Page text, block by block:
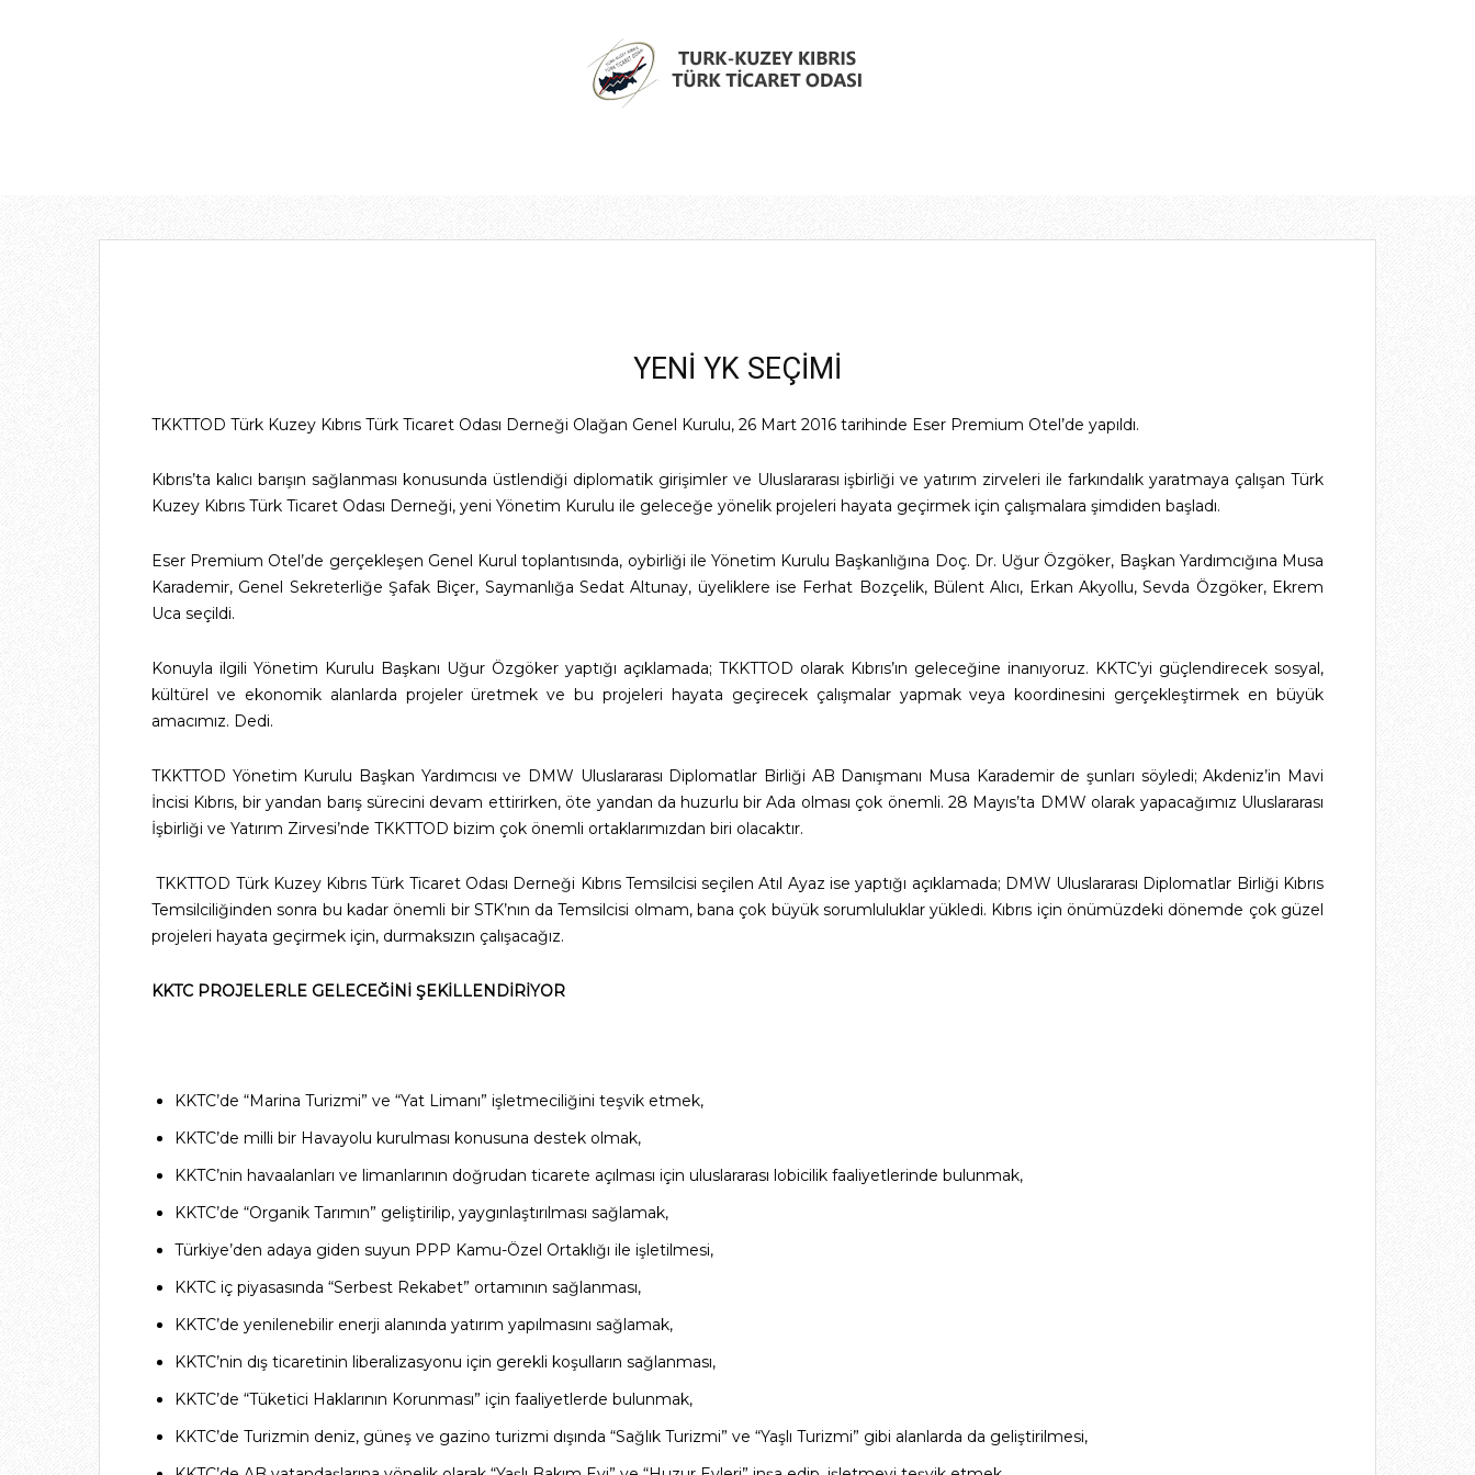
Türk
YENİ YK SEÇİMİ
TKKTTOD Türk Kuzey Kıbrıs Türk Ticaret Odası Derneği Olağan Genel Kurulu, 26 Mart 2016 tarihinde Eser Premium Otel’de yapıldı.
Kıbrıs’ta kalıcı barışın sağlanması konusunda üstlendiği diplomatik girişimler ve Uluslararası işbirliği ve yatırım zirveleri ile farkındalık yaratmaya çalışan Türk
Kuzey Kıbrıs Türk Ticaret Odası Derneği, yeni Yönetim Kurulu ile geleceğe yönelik projeleri hayata geçirmek için çalışmalara şimdiden başladı.
Eser Premium Otel’de gerçekleşen Genel Kurul toplantısında, oybirliği ile Yönetim Kurulu Başkanlığına Doç. Dr. Uğur Özgöker, Başkan Yardımcığına Musa
Karademir, Genel Sekreterliğe Şafak Biçer, Saymanlığa Sedat Altunay, üyeliklere ise Ferhat Bozçelik, Bülent Alıcı, Erkan Akyollu, Sevda Özgöker, Ekrem
Uca seçildi.
Konuyla ilgili Yönetim Kurulu Başkanı Uğur Özgöker yaptığı açıklamada; TKKTTOD olarak Kıbrıs’ın geleceğine inanıyoruz. KKTC’yi güçlendirecek sosyal,
kültürel ve ekonomik alanlarda projeler üretmek ve bu projeleri hayata geçirecek çalışmalar yapmak veya koordinesini gerçekleştirmek en büyük
amacımız. Dedi.
TKKTTOD Yönetim Kurulu Başkan Yardımcısı ve DMW Uluslararası Diplomatlar Birliği AB Danışmanı Musa Karademir de şunları söyledi; Akdeniz’in Mavi
İncisi Kıbrıs, bir yandan barış sürecini devam ettirirken, öte yandan da huzurlu bir Ada olması çok önemli. 28 Mayıs’ta DMW olarak yapacağımız Uluslararası
İşbirliği ve Yatırım Zirvesi’nde TKKTTOD bizim çok önemli ortaklarımızdan biri olacaktır.
TKKTTOD Türk Kuzey Kıbrıs Türk Ticaret Odası Derneği Kıbrıs Temsilcisi seçilen Atıl Ayaz ise yaptığı açıklamada; DMW Uluslararası Diplomatlar Birliği Kıbrıs
Temsilciliğinden sonra bu kadar önemli bir STK’nın da Temsilcisi olmam, bana çok büyük sorumluluklar yükledi. Kıbrıs için önümüzdeki dönemde çok güzel
projeleri hayata geçirmek için, durmaksızın çalışacağız.
KKTC PROJELERLE GELECEĞİNİ ŞEKİLLENDİRİYOR
KKTC’de “Marina Turizmi” ve “Yat Limanı” işletmeciliğini teşvik etmek,
KKTC’de milli bir Havayolu kurulması konusuna destek olmak,
KKTC’nin havaalanları ve limanlarının doğrudan ticarete açılması için uluslararası lobicilik faaliyetlerinde bulunmak,
KKTC’de “Organik Tarımın” geliştirilip, yaygınlaştırılması sağlamak,
Türkiye’den adaya giden suyun PPP Kamu-Özel Ortaklığı ile işletilmesi,
KKTC iç piyasasında “Serbest Rekabet” ortamının sağlanması,
KKTC’de yenilenebilir enerji alanında yatırım yapılmasını sağlamak,
KKTC’nin dış ticaretinin liberalizasyonu için gerekli koşulların sağlanması,
KKTC’de “Tüketici Haklarının Korunması” için faaliyetlerde bulunmak,
KKTC’de Turizmin deniz, güneş ve gazino turizmi dışında “Sağlık Turizmi” ve “Yaşlı Turizmi” gibi alanlarda da geliştirilmesi,